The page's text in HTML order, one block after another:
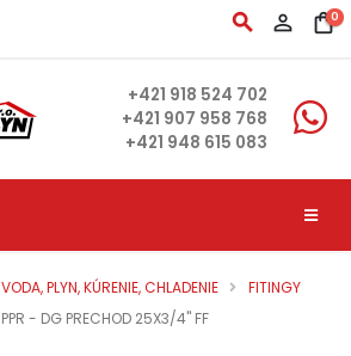
search person_outline shopping_bag0
+421 918 524 702
+421 907 958 768
+421 948 615 083
VODA, PLYN, KÚRENIE, CHLADENIE
FITINGY
PPR - DG PRECHOD 25X3/4" FF